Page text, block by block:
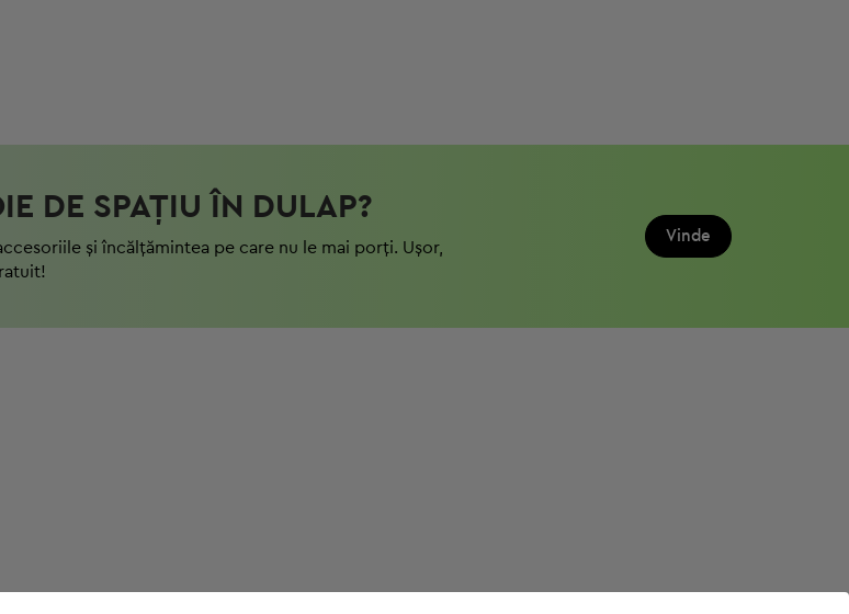
DE SPAȚIU ÎN DULAP?
și încălțămintea pe care nu le mai porți. Ușor,
Vinde